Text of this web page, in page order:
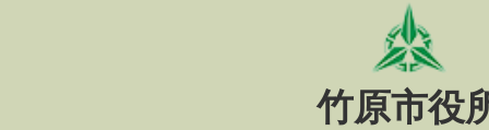
竹原市役